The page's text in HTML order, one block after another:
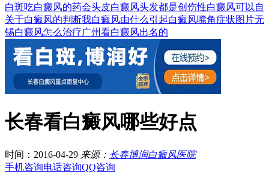
白斑吃白癜风的药会头皮白癜风头发都是创伤性白癜风可以自
关于白癜风的判断我白癜风由什么引起白癜风嘴角症状图片无
锡白癜风怎么治疗广州看白癜风出名的
长春看白癜风哪些好点
时间：2016-04-29 来源： 长春博润白癜风医院
手机咨询电话咨询QQ咨询